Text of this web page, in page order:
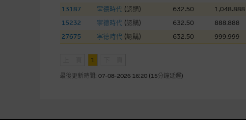
13187 寧德時代 (認購) 632.50 1,048.888
15232
寧德時代 (認購) 632.50 888.888
27675
寧德時代 (認購) 632.50 999.999
1
最後更新時間: 07-08-2026 16:20 (15分鐘延遲)
何用途上均完整、可靠、準確、合時或適
網站內容不構成要約及徵求要約，或作為
而成，但不包括麥格理集團職員所知的資
連結的第三者網站，在任何用途方面均可